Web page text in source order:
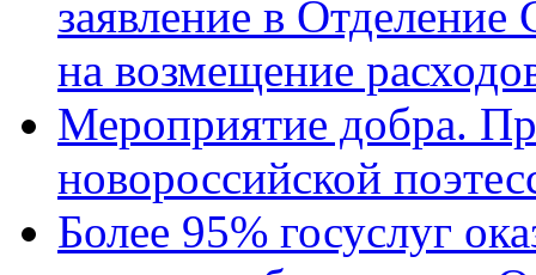
заявление в
на возмещение
Мероприятие добра.
новороссийской
Более 95% госуслуг